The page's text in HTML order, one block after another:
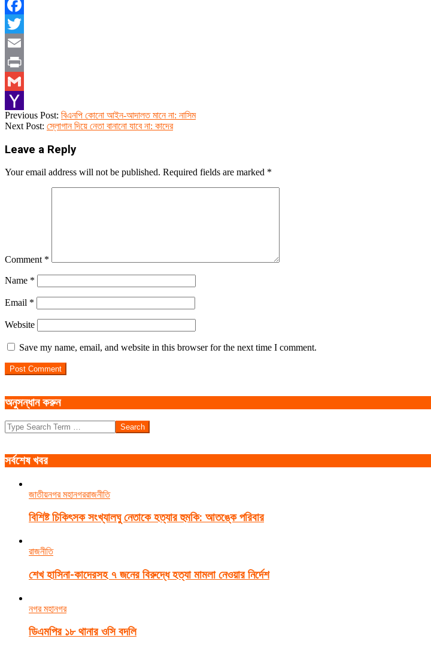
Facebook
Twitter
Email
Print
Gmail
Yahoo
2019-
12-
Previous Post: বিএনপি কোনো আইন-আদালত মানে না: নাসিম
Next Post: স্লোগান দিয়ে নেতা বানানো যাবে না: কাদের
Leave a Reply
Your email address will not be published. Required fields are marked *
Comment *
Name *
Email *
Website
Save my name, email, and website in this browser for the next time I comment.
অনুসন্ধান করুন
Search
সর্বশেষ খবর
জাতীয়নগর মহানগররাজনীতি
বিশিষ্ট চিকিৎসক সংখ্যালঘু নেতাকে হত্যার হুমকি: আতঙ্কে পরিবার
রাজনীতি
শেখ হাসিনা-কাদেরসহ ৭ জনের বিরুদ্ধে হত্যা মামলা নেওয়ার নির্দেশ
নগর মহানগর
ডিএমপির ১৮ থানার ওসি বদলি